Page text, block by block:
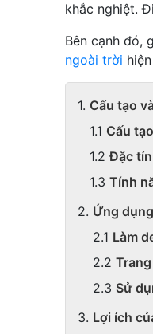
khắc nghiệt.
Bên cạnh đó,
ngoài trời
Cấu tạo
Cấu
Đặc
Tính
Ứng
Làm
Sử
Lợi ích